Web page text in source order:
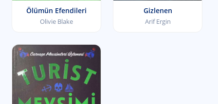
Ölümün Efendileri
Olivie Blake
Gizlenen
Arif Ergin